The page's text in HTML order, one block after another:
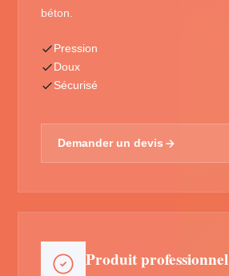
béton.
Pression
Doux
Sécurisé
Demander un devis
Produit professionnel